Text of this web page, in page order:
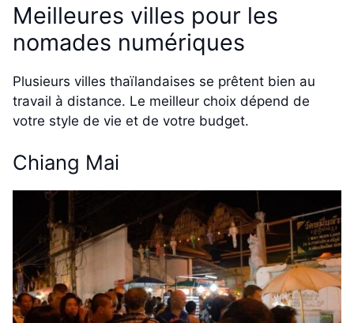
Meilleures villes pour les
nomades numériques
Plusieurs villes thaïlandaises se prêtent bien au
travail à distance. Le meilleur choix dépend de
votre style de vie et de votre budget.
Chiang Mai